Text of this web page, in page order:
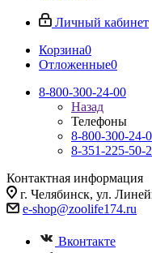
Личный кабинет
Корзина0
Отложенные0
8-800-300-24-00
Назад
Телефоны
8-800-300-24-
8-351-225-50-
Контактная информация
г. Челябинск, ул.
e-shop@zoolife174.ru
Вконтакте